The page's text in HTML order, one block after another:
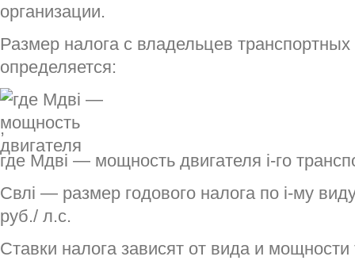
организации.
Размер налога с владельцев
определяется:
,
где Мдвi — мощность двигателя i-го
Cвлi — размер годового налога по i-му
руб./ л.с.
Ставки налога зависят от вида и мощности